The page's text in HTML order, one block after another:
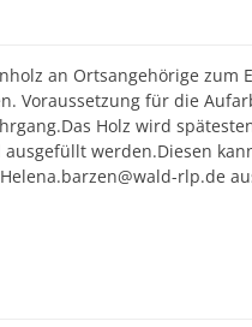
an Ortsangehörige
Voraussetzung für die
Holz wird
werden.Diesen
rlp.de